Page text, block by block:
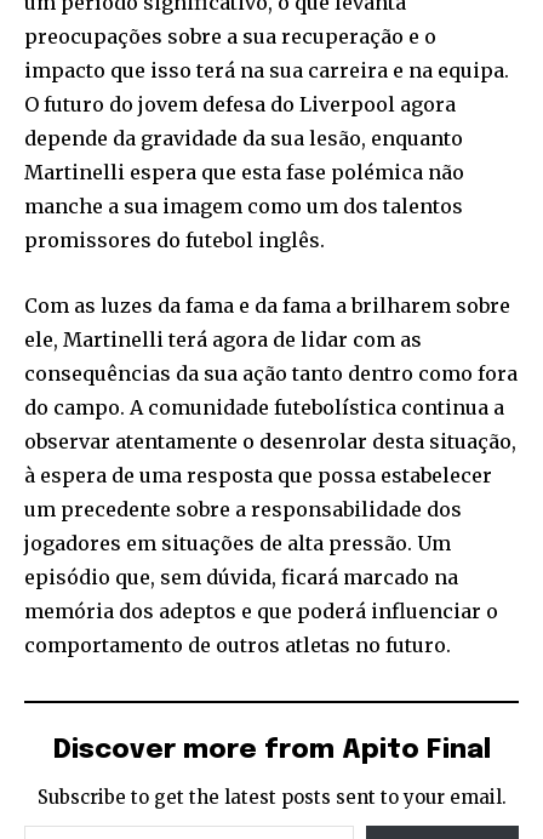
preocupações sobre a sua recuperação e o
impacto que isso terá na sua carreira e na equipa.
O futuro do jovem defesa do Liverpool agora
depende da gravidade da sua lesão, enquanto
Martinelli espera que esta fase polémica não
manche a sua imagem como um dos talentos
promissores do futebol inglês.
Com as luzes da fama e da fama a brilharem sobre
ele, Martinelli terá agora de lidar com as
consequências da sua ação tanto dentro como fora
do campo. A comunidade futebolística continua a
observar atentamente o desenrolar desta situação,
à espera de uma resposta que possa estabelecer
um precedente sobre a responsabilidade dos
jogadores em situações de alta pressão. Um
episódio que, sem dúvida, ficará marcado na
memória dos adeptos e que poderá influenciar o
comportamento de outros atletas no futuro.
Discover more from Apito Final
Subscribe to get the latest posts sent to your email.
Type your email…